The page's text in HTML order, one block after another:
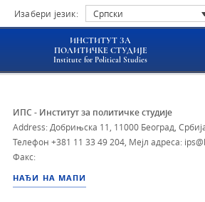
Изабери језик: Српски
ИНСТИТУТ ЗА
ПОЛИТИЧКЕ СТУДИЈЕ
Institute for Political Studies
ИПС - Институт за политичке студије
Address: Добрињска 11, 11000 Београд,
Телефон +381 11 33 49 204 Мејл адреса:
Факс:
НАЂИ НА МАПИ